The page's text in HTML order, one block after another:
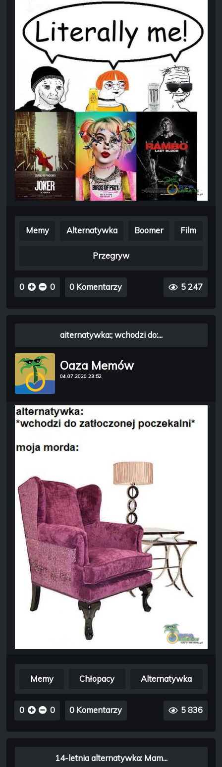
Memy Alternatywka Boomer Film
Przegryw
0 0 0 Komentarzy 5 247
Oaza Memów
04.07.2020 23:52
aiternatywka:; wchodzi do:...
Memy Chłopacy Alternatywka
0 0 0 Komentarzy 5 836
14-letnia alternatywka: Mam...